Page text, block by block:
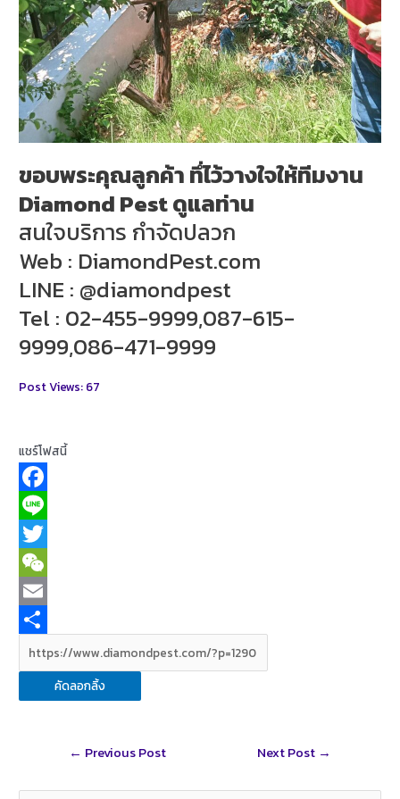
ขอบพระคุณลูกค้า ทึ่ไว้วางใจให้ทีมงาน
Diamond Pest ดูแลท่าน
สนใจบริการ กำจัดปลวก
Web : DiamondPest.com
LINE : @diamondpest
Tel : 02-455-9999,087-615-
9999,086-471-9999
Post Views: 67
แชร์โฟสนี้
F
a
c
e
b
o
k
L
n
e
T
w
t
e
W
e
h
a
E
m
a
i
h
a
คัดลอกลิ้ง
← Previous Post Next Post →